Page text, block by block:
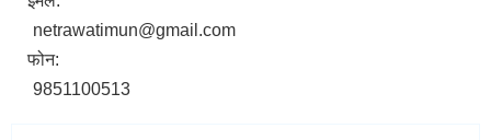
netrawatimun@gmail.com
फोन:
9851100513